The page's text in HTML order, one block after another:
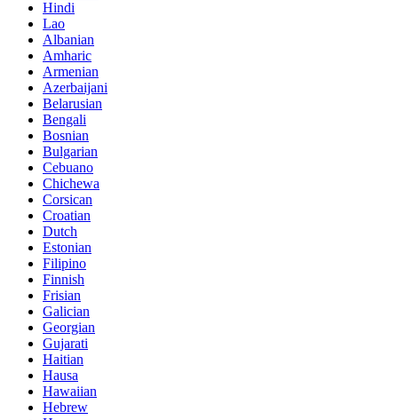
Hindi
Lao
Albanian
Amharic
Armenian
Azerbaijani
Belarusian
Bengali
Bosnian
Bulgarian
Cebuano
Chichewa
Corsican
Croatian
Dutch
Estonian
Filipino
Finnish
Frisian
Galician
Georgian
Gujarati
Haitian
Hausa
Hawaiian
Hebrew